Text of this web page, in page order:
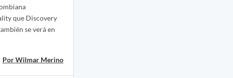
que Discovery
se verá en
Por Wilmar Merino